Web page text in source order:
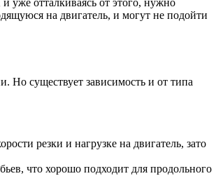
на двигатель, и могут не подойти
Но существует зависимость и от типа
резки и нагрузке на двигатель, зато
что хорошо подходит для продольного